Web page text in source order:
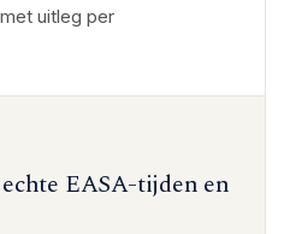
uitleg per
EASA-tijden en